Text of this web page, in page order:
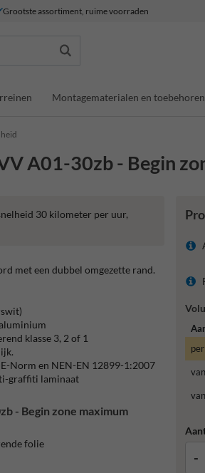
Grootste assortiment, ruime voorraden
Montagematerialen en toebehoren
A01-30zb - Begin
-
30 kilometer per uur,
met een dubbel omgezette rand.
klasse 3, 2 of 1
Norm en NEN-EN 12899-1:2007
graffiti laminaat
- Begin zone maximum
folie